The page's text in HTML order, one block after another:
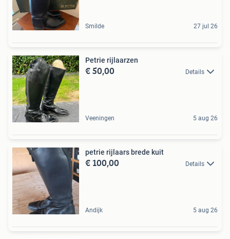
Smilde 27 jul 26
Petrie rijlaarzen
€ 50,00 Details
Veeningen 5 aug 26
petrie rijlaars brede kuit
€ 100,00 Details
Andijk 5 aug 26